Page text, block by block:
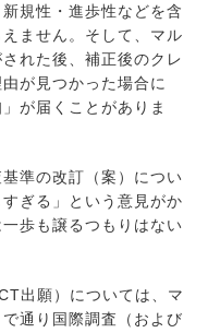
規性・進歩性などを含
ません。そして、マル
れた後、補正後のクレ
が見つかった場合に
が届くことがありま
準の改訂（案）につい
ぎる」という意見がか
歩も譲るつもりはない
出願）については、マ
通り国際調査（および